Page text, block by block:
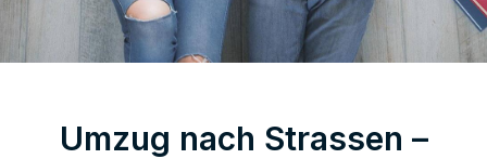
Umzug nach Strassen –